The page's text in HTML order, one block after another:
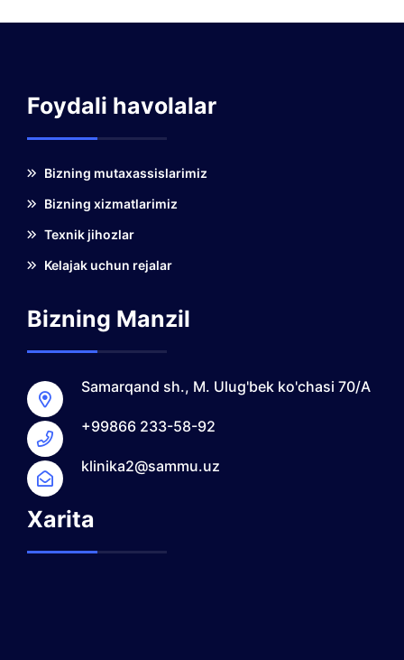
Foydali havolalar
Bizning mutaxassislarimiz
Bizning xizmatlarimiz
Texnik jihozlar
Kelajak uchun rejalar
Bizning Manzil
Samarqand sh., M. Ulug'bek ko'chasi 70/A
+99866 233-58-92
klinika2@sammu.uz
Xarita